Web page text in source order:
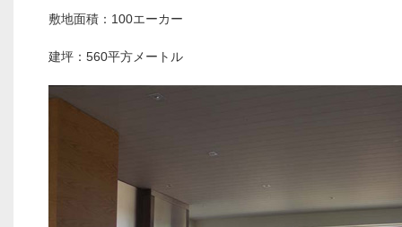
敷地面積：100エーカー
建坪：560平方メートル